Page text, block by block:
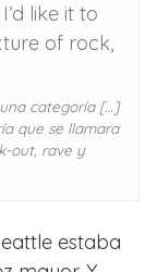
like it to
of rock,
categoría […]
que se llamara
out, rave y
estaba